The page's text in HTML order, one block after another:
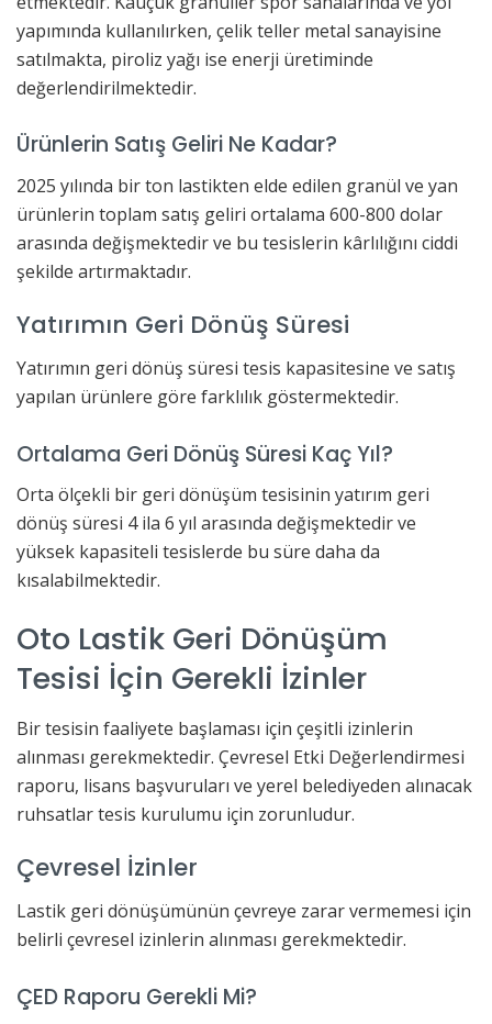
yapımında kullanılırken, çelik teller metal sanayisine
satılmakta, piroliz yağı ise enerji üretiminde
değerlendirilmektedir.
Ürünlerin Satış Geliri Ne Kadar?
2025 yılında bir ton lastikten elde edilen granül ve yan
ürünlerin toplam satış geliri ortalama 600-800 dolar
arasında değişmektedir ve bu tesislerin kârlılığını ciddi
şekilde artırmaktadır.
Yatırımın Geri Dönüş Süresi
Yatırımın geri dönüş süresi tesis kapasitesine ve satış
yapılan ürünlere göre farklılık göstermektedir.
Ortalama Geri Dönüş Süresi Kaç Yıl?
Orta ölçekli bir geri dönüşüm tesisinin yatırım geri
dönüş süresi 4 ila 6 yıl arasında değişmektedir ve
yüksek kapasiteli tesislerde bu süre daha da
kısalabilmektedir.
Oto Lastik Geri Dönüşüm
Tesisi İçin Gerekli İzinler
Bir tesisin faaliyete başlaması için çeşitli izinlerin
alınması gerekmektedir. Çevresel Etki Değerlendirmesi
raporu, lisans başvuruları ve yerel belediyeden alınacak
ruhsatlar tesis kurulumu için zorunludur.
Çevresel İzinler
Lastik geri dönüşümünün çevreye zarar vermemesi için
belirli çevresel izinlerin alınması gerekmektedir.
ÇED Raporu Gerekli Mi?